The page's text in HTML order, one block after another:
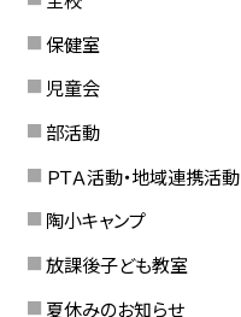
保健室
児童会
部活動
ＰＴＡ活動・地域連携活動
陶小キャンプ
放課後子ども教室
夏休みのお知らせ